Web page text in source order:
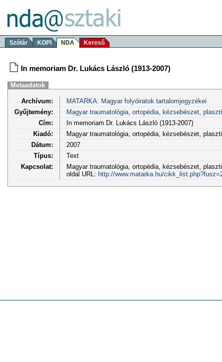
Szótár KOPI NDA Kereső
In memoriam Dr. Lukács László (1913-2007)
Metaadatok
Archívum:
MATARKA: Magyar folyóiratok tartalomjegyzékei
Gyűjtemény:
Magyar traumatológia, ortopédia, kézsebészet,
Cím:
In memoriam Dr. Lukács László (1913-2007)
Kiadó:
Magyar traumatológia, ortopédia, kézsebészet,
Dátum:
2007
Típus:
Text
Kapcsolat:
Magyar traumatológia, ortopédia, kézsebészet,
oldal URL: http://www.matarka.hu/